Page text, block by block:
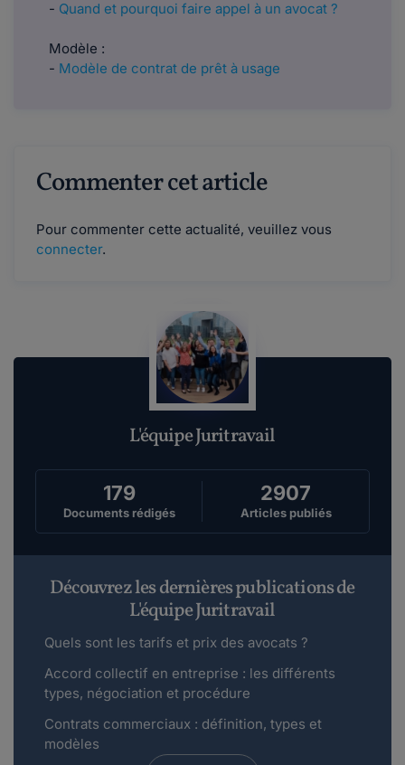
- Quand et pourquoi faire appel à un avocat ?
Modèle :
- Modèle de contrat de prêt à usage
Commenter cet article
Pour commenter cette actualité, veuillez vous
connecter.
L'équipe Juritravail
179
Documents rédigés
2907
Articles publiés
Découvrez les dernières publications de
L'équipe Juritravail
Quels sont les tarifs et prix des avocats ?
Accord collectif en entreprise : les différents
types, négociation et procédure
Contrats commerciaux : définition, types et
modèles